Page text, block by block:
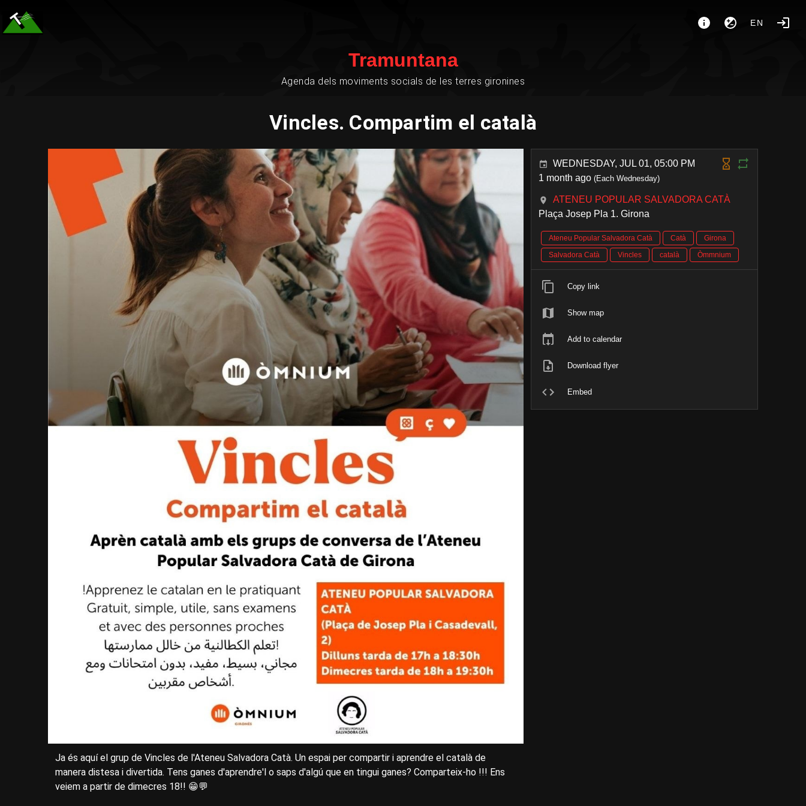
EN
Tramuntana
Agenda dels moviments socials de les terres gironines
Vincles. Compartim el català
Ja és aquí el grup de Vincles de l'Ateneu Salvadora Catà. Un espai per compartir i aprendre el català de
manera distesa i divertida. Tens ganes d'aprendre'l o saps d'algú que en tingui ganes? Comparteix-ho !!! Ens
veiem a partir de dimecres 18!! 😁💬
WEDNESDAY, JUL 01, 05:00 PM
1 month ago (Each Wednesday)
ATENEU POPULAR SALVADORA CATÀ
Plaça Josep Pla 1. Girona
Ateneu Popular Salvadora Catà Catà
Girona
Salvadora Catà
Vincles català Òmmnium
Copy link
Show map
Add to calendar
Download flyer
Embed